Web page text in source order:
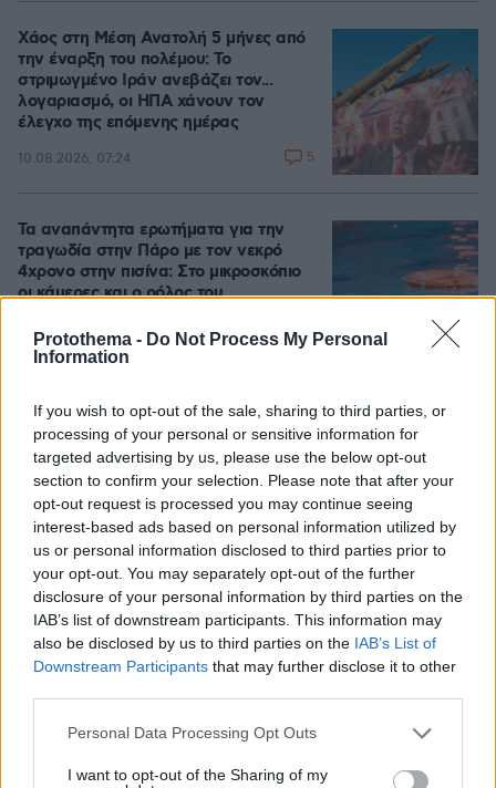
Protothema - Do Not Process My Personal
Information
If you wish to opt-out of the sale, sharing to third parties, or
processing of your personal or sensitive information for
targeted advertising by us, please use the below opt-out
section to confirm your selection. Please note that after your
opt-out request is processed you may continue seeing
interest-based ads based on personal information utilized by
us or personal information disclosed to third parties prior to
your opt-out. You may separately opt-out of the further
disclosure of your personal information by third parties on the
IAB’s list of downstream participants. This information may
also be disclosed by us to third parties on the IAB’s List of
Downstream Participants that may further disclose it to other
Please note that this website/app uses one or more Google
not limited to your visit or usage behaviour. You may click to
Personal Data Processing Opt Outs
I want to opt-out of the Sharing of my
Χάος στη Μέση Ανατολή 5 μήνες από
την έναρξη του πολέμου: Το
στριμωγμένο Ιράν ανεβάζει τον...
λογαριασμό, οι ΗΠΑ χάνουν τον
έλεγχο της επόμενης ημέρας
10.08.2026, 07:24 5
Τα αναπάντητα ερωτήματα για την
τραγωδία στην Πάρο με τον νεκρό
4χρονο στην πισίνα: Στο μικροσκόπιο
οι κάμερες και ο ρόλος του
10.08.2026, 07:13 5
Άγριο έγκλημα στην Αριζόνα:
20χρονος Ινδός στραγγάλισε 19χρονη
φοιτήτρια που ήθελε να τον χωρίσει
10.08.2026, 06:57 13
Η Χέιλι Μπίμπερ ξεσάλωσε στο ροζ
πάρτι της Κάιλι Τζένερ και έγλυψε τα
οπίσθια μιας φίλης τους, δείτε
φωτογραφίες